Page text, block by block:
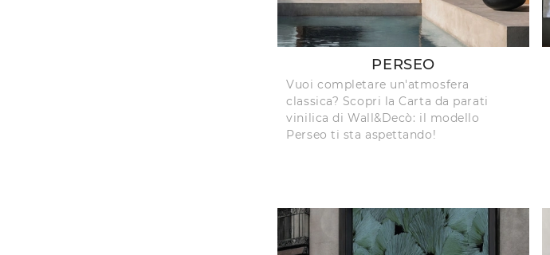
PERSEO
Vuoi completare un'atmosfera
classica? Scopri la Carta da parati
vinilica di Wall&Decò: il modello
Perseo ti sta aspettando!